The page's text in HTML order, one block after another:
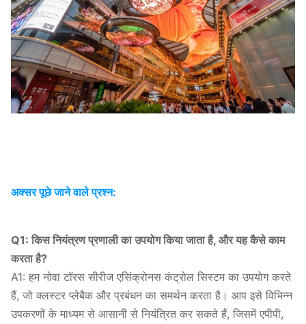
अक्सर पूछे जाने वाले प्रश्न:
Q1: किस नियंत्रण प्रणाली का उपयोग किया जाता है, और यह कैसे काम
करता है?
A1: हम नोवा टॉरस सीरीज एसिंक्रोनस कंट्रोल सिस्टम का उपयोग करते
हैं, जो क्लस्टर प्लेबैक और प्रबंधन का समर्थन करता है। आप इसे विभिन्न
उपकरणों के माध्यम से आसानी से नियंत्रित कर सकते हैं, जिसमें एपीपी,